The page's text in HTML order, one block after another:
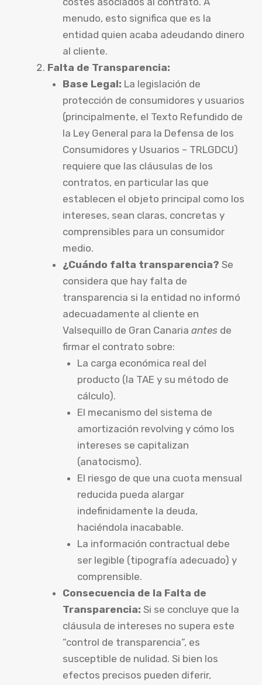
menudo, esto significa que es la
entidad quien acaba adeudando dinero
al cliente.
Falta de Transparencia:
Base Legal: La legislación de
protección de consumidores y usuarios
(principalmente, el Texto Refundido de
la Ley General para la Defensa de los
Consumidores y Usuarios – TRLGDCU)
requiere que las cláusulas de los
contratos, en particular las que
establecen el objeto principal como los
intereses, sean claras, concretas y
comprensibles para un consumidor
medio.
¿Cuándo falta transparencia? Se
considera que hay falta de
transparencia si la entidad no informó
adecuadamente al cliente en
Valsequillo de Gran Canaria antes de
firmar el contrato sobre:
La carga económica real del
producto (la TAE y su método de
cálculo).
El mecanismo del sistema de
amortización revolving y cómo los
intereses se capitalizan
(anatocismo).
El riesgo de que una cuota mensual
reducida pueda alargar
indefinidamente la deuda,
haciéndola inacabable.
La información contractual debe
ser legible (tipografía adecuado) y
comprensible.
Consecuencia de la Falta de
Transparencia: Si se concluye que la
cláusula de intereses no supera este
“control de transparencia”, es
susceptible de nulidad. Si bien los
efectos precisos pueden diferir,